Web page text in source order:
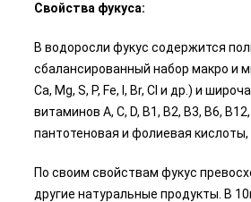
Свойства фукуса:
В водоросли фукус содержится
сбалансированный набор макро и
Ca, Mg, S, P, Fe, I, Br, Cl и др.) и
витаминов A, C, D, B1, B2, B3, B6, B12,
пантотеновая и фолиевая кислоты,
По своим свойствам фукус
другие натуральные продукты. В